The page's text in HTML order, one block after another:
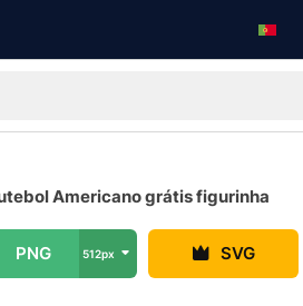
Americano grátis figurinha
PNG 512px SVG